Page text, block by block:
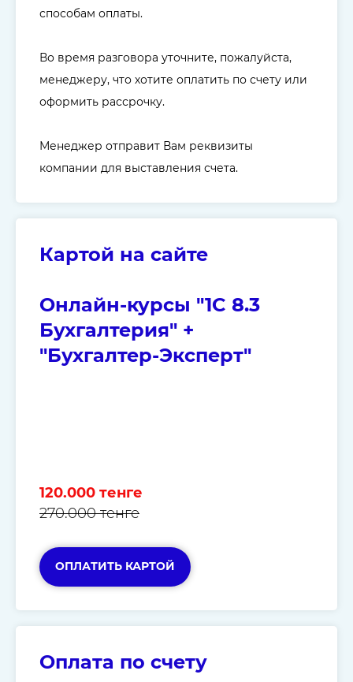
способам оплаты.
Во время разговора уточните, пожалуйста,
менеджеру, что хотите оплатить по счету или
оформить рассрочку.
Менеджер отправит Вам реквизиты
компании для выставления счета.
Картой на сайте
Онлайн-курсы "1C 8.3
Бухгалтерия" +
"Бухгалтер-Эксперт"
120.000 тенге
270.000 тенге
ОПЛАТИТЬ КАРТОЙ
Оплата по счету